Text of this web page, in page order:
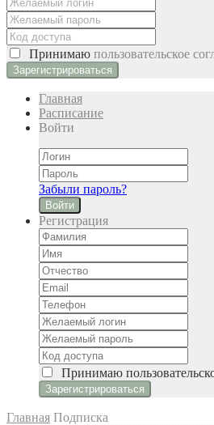
Принимаю пользовательское
Главная
Расписание
Войти
Забыли пароль?
Войти
Регистрация
Принимаю
Главная Подписка